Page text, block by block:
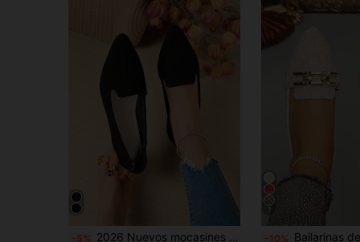
-5% 2026 Nuevos mocasines planos de primavera/otoño, zapatos planos de mujer de slip-on, zapatos casuales versátiles de moda para mujer, zapatos de mujer de bajo empeine, zapatos de mujer para todas las estaciones, zapatos de trabajo al aire libre, mocasines planos de mujer, zapatos de mujer para estudiantes universitarios -10% Bailarinas de punta puntiaguda para mujer talla grande 35-45, para uso diario al aire libre, nuevas para otoño,